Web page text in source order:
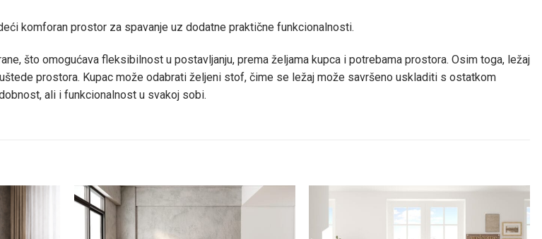
komforan prostor za spavanje uz dodatne praktične funkcionalnosti.
što omogućava fleksibilnost u postavljanju, prema željama kupca i potrebama prostora. Osim toga, ležaj
prostora. Kupac može odabrati željeni stof, čime se ležaj može savršeno uskladiti s ostatkom
ali i funkcionalnost u svakoj sobi.